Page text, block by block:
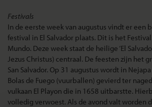
Festivals
In de eerste week van augustus vindt er een
festival in El Salvador plaats. Dit is het
Mundo. Deze week staat de heilige ‘El
Jezus Christus) centraal. De feesten zijn het
San Salvador. Op 31 augustus wordt in
Bolas de Fuego (vuurballen) gevierd ter
vulkaan El Playon die in 1658 uitbarstte.
volledig verwoest. Als de avond valt worden